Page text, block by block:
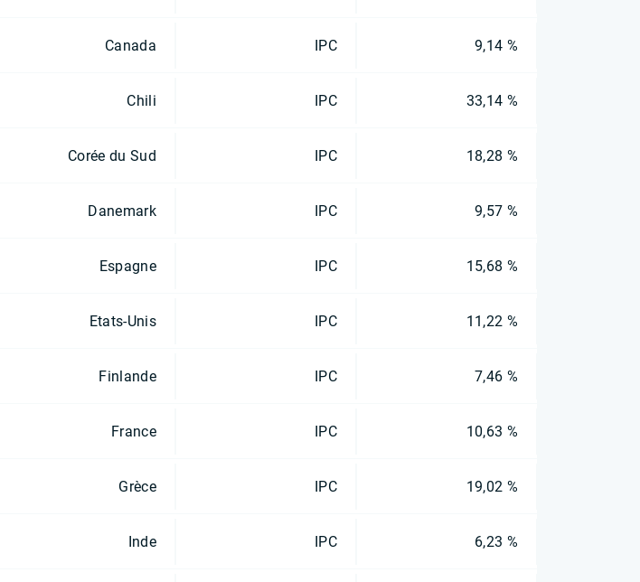
Canada IPC 9,14 %
Chili IPC 33,14 %
Corée du Sud IPC 18,28 %
Danemark IPC 9,57 %
Espagne IPC 15,68 %
Etats-Unis IPC 11,22 %
Finlande IPC 7,46 %
France IPC 10,63 %
Grèce IPC 19,02 %
Inde IPC 6,23 %